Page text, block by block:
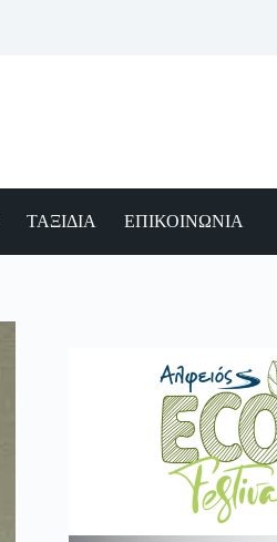
ΤΑΞΙΔΙΑ ΕΠΙΚΟΙΝΩΝΙΑ